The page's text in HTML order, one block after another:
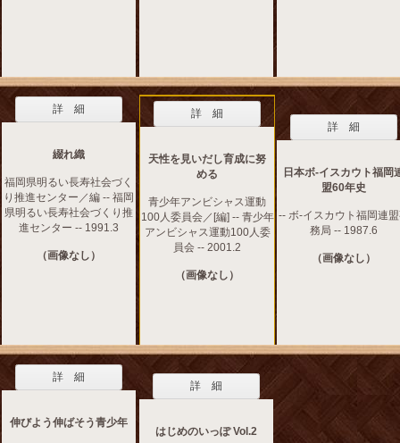
詳 細
綴れ織
福岡県明るい長寿社会づく
り推進センター／編 -- 福岡
県明るい長寿社会づくり推
進センター -- 1991.3
（画像なし）
詳 細
天性を見いだし育成に努
める
青少年アンビシャス運動
100人委員会／[編] -- 青少年
アンビシャス運動100人委
員会 -- 2001.2
（画像なし）
詳 細
日本ボ-イスカウト福岡
盟60年史
-- ボ-イスカウト福岡連
務局 -- 1987.6
（画像なし）
詳 細
伸びよう伸ばそう青少年
詳 細
はじめのいっぽ Vol.2